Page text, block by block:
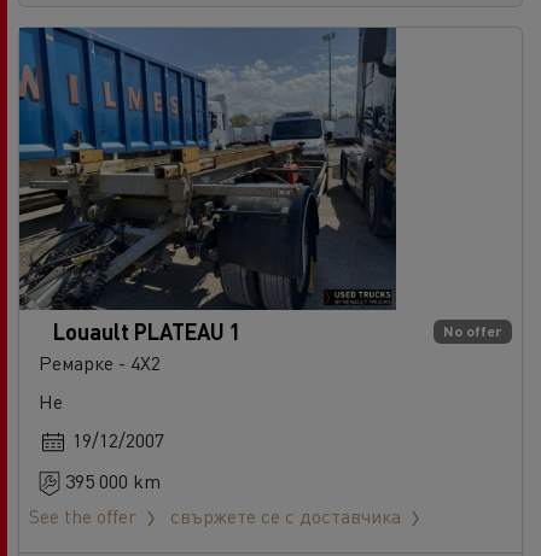
No offer
Louault PLATEAU 1
Ремарке - 4X2
Не
19/12/2007
395 000 km
See the offer
свържете се с доставчика